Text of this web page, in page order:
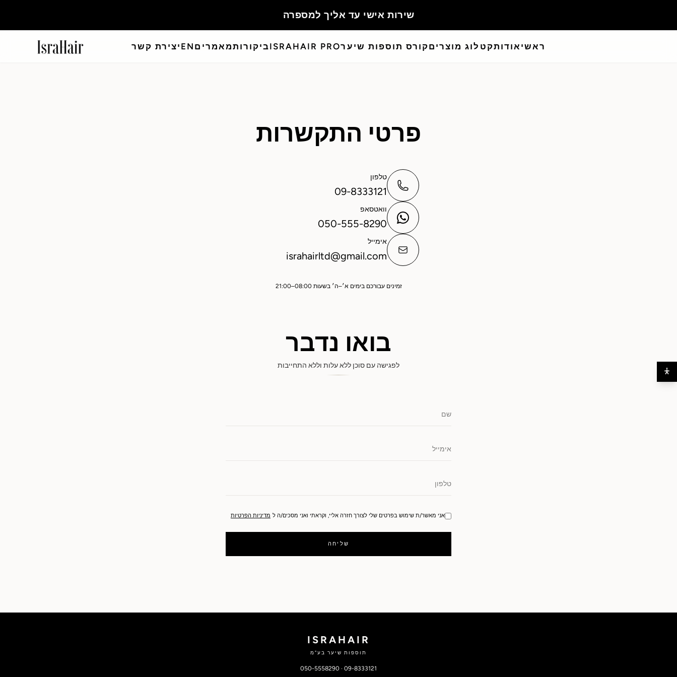
ראשי אודותקטלוג מוצריםקורס תוספות שיערISRAHAIR PROביקורותמאמרים EN יצירת קשר
פרטי התקשרות
טלפון
09-8333121
וואטסאפ
050-555-8290
אימייל
israhairltd@gmail.com
זמינים עבורכם בימים א׳–ה׳ בשעות 08:00–21:00
בואו נדבר
לפגישה עם סוכן ללא עלות וללא התחייבות
אני מאשר/ת שימוש בפרטים שלי לצורך חזרה אליי, וקראתי ואני מסכים/ה ל מדיניות הפרטיות
שליחה
ISRAHAIR
תוספות שיער בע"מ
09-8333121
·
050-5558290